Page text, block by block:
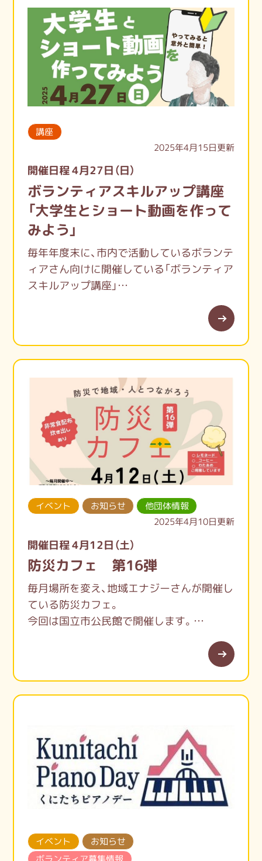
じめての方でも安心してご参加ください。
講座
2025年4月15日更新
開催日程 4月27日（日）
ボランティアスキルアップ講座
「大学生とショート動画を作って
みよう」
毎年年度末に、市内で活動しているボランテ
ィアさん向けに開催している「ボランティア
スキルアップ講座」
今年は一橋大学生に教わる動画作り講座を
みなさんは活動団体や、自分のやっている活
動などで、動画が作れたら良いのに…と思っ
そんな私たちの悩みに答えて、誰でもできる
簡単な動画つくりを教えていただきます。
お申込みお待ちしています。
※諸事情により、当初３月２６日に開催予定
であった講座の日程を延期させていただき、
今回改めて４月２７日に開催させていただ
くものです。
イベント お知らせ
他団体情報
2025年4月10日更新
開催日程 4月12日（土）
防災カフェ 第16弾
毎月場所を変え、地域エナジーさんが開催し
ている防災カフェ。
今回は国立市公民館で開催します。
防災グッズの展示の他様々なメニューもあ
ボランティアセンターの能登半島地震の報
イベント
お知らせ
ボランティア募集情報